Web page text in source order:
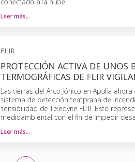
Leer más…
FLIR
PROTECCIÓN ACTIVA DE UNOS
TERMOGRÁFICAS DE FLIR
Las tierras del Arco Jónico en Apulia
sistema de detección temprana de
sensibilidad de Teledyne FLIR. Esto
medioambiental con el fin de impedir
Leer más…